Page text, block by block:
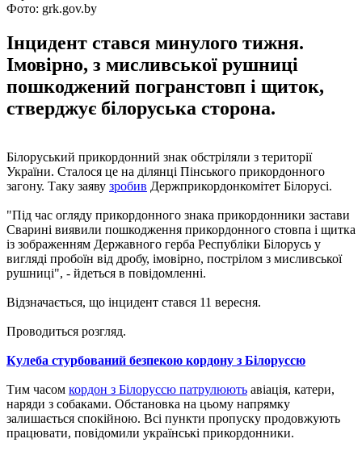
Фото: grk.gov.by
Інцидент стався минулого тижня.
Імовірно, з мисливської рушниці
пошкоджений погранстовп і щиток,
стверджує білоруська сторона.
Білоруський прикордонний знак обстріляли з території
України. Сталося це на ділянці Пінського прикордонного
загону. Таку заяву зробив Держприкордонкомітет Білорусі.
"Під час огляду прикордонного знака прикордонники застави
Сварині виявили пошкодження прикордонного стовпа і щитка
із зображенням Державного герба Республіки Білорусь у
вигляді пробоїн від дробу, імовірно, пострілом з мисливської
рушниці", - йдеться в повідомленні.
Відзначається, що інцидент стався 11 вересня.
Проводиться розгляд.
Кулеба стурбований безпекою кордону з Білоруссю
Тим часом кордон з Білоруссю патрулюють авіація, катери,
наряди з собаками. Обстановка на цьому напрямку
залишається спокійною. Всі пункти пропуску продовжують
працювати, повідомили українські прикордонники.